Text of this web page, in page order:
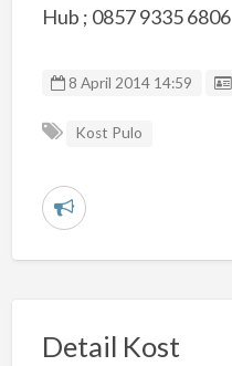
Hub ; 0857 9335 6806
8 April 2014 14:59
Kost Pulo
L
r
Detail Kost